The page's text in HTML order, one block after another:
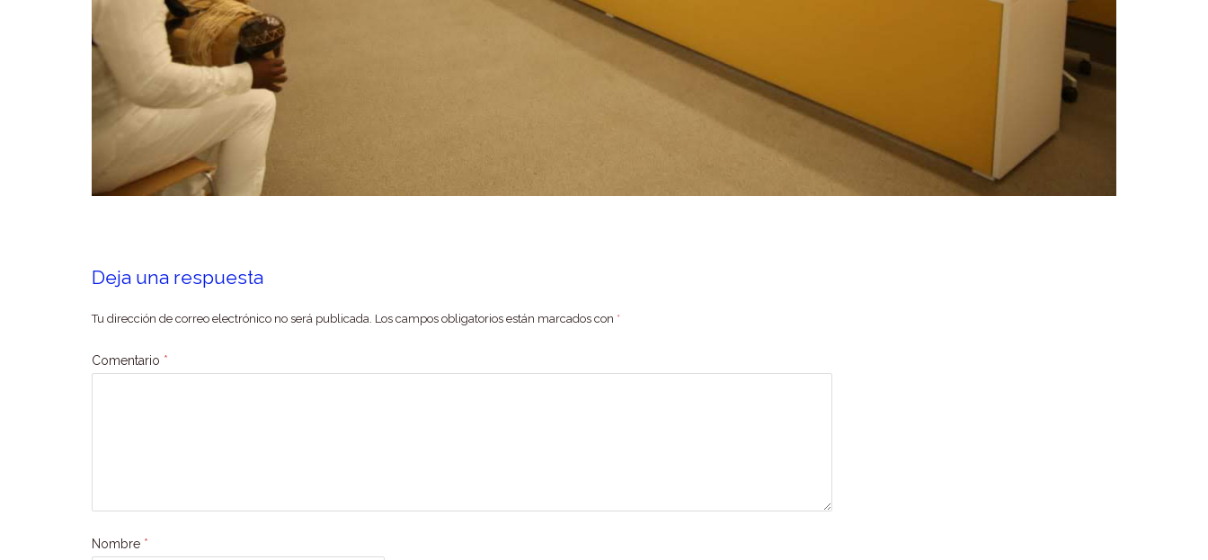
Deja una respuesta
Tu dirección de correo electrónico no será publicada. Los campos obligatorios están marcados con *
Comentario *
Nombre *